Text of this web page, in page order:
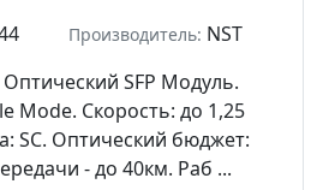
Производитель: NST
Оптический SFP Модуль.
Mode. Скорость: до 1,25
SC. Оптический бюджет:
- до 40км. Раб ...